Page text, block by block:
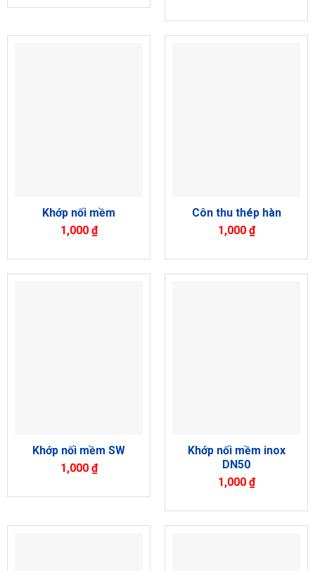
Khớp nối mềm
1,000 ₫
Côn thu thép hàn
1,000 ₫
Khớp nối mềm SW
1,000 ₫
Khớp nối mềm inox
DN50
1,000 ₫